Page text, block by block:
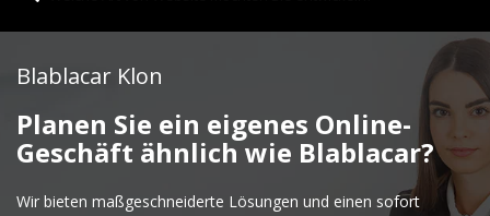
Blablacar Klon
Planen Sie ein eigenes Online-
Geschäft ähnlich wie Blablacar?
Wir bieten maßgeschneiderte Lösungen und einen sofort